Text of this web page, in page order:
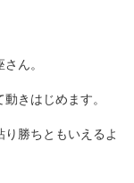
ん。
きはじめます。
勝ちともいえるよ